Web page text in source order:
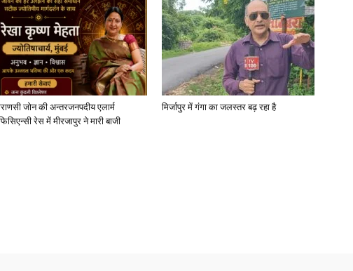
Paper
जोन की अन्तरजनपदीय एलार्म
रेस में मीरजापुर ने मारी बाजी
मिर्जापुर में गंगा का जलस्तर बढ़ रहा है